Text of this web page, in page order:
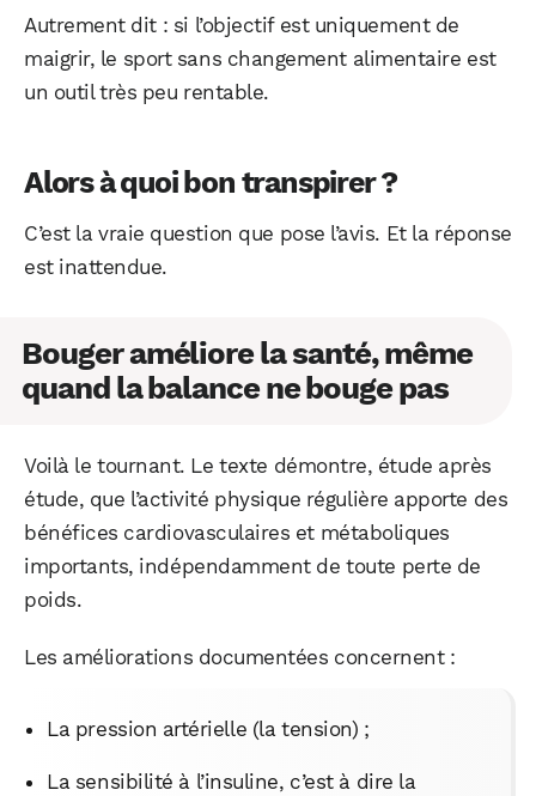
Autrement dit : si l’objectif est uniquement de
maigrir, le sport sans changement alimentaire est
un outil très peu rentable.
Alors à quoi bon transpirer ?
C’est la vraie question que pose l’avis. Et la réponse
est inattendue.
Bouger améliore la santé, même
quand la balance ne bouge pas
Voilà le tournant. Le texte démontre, étude après
étude, que l’activité physique régulière apporte des
bénéfices cardiovasculaires et métaboliques
importants, indépendamment de toute perte de
poids.
Les améliorations documentées concernent :
La pression artérielle (la tension) ;
La sensibilité à l’insuline, c’est à dire la